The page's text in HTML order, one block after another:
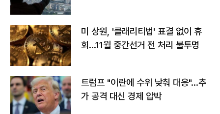
미 상원, '클래리티법' 표결 없이 휴
회…11월 중간선거 전 처리 불투명
트럼프 "이란에 수위 낮춰 대응"…추
가 공격 대신 경제 압박